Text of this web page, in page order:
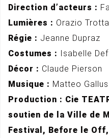
Direction d’acteurs :
Lumières : Orazio Trotta
Régie : Jeanne Dupraz
Costumes : Isabelle
Décor : Claude Pierson
Musique : Matteo Gallus
Production : Cie
soutien de la Ville de
Festival, Before le Off,